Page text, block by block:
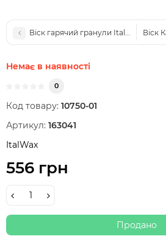
Віск гарячий гранули ItalWax Silver
Віск
Немає в наявності
0
Код товару: 10750-01
Артикул: 163041
ItalWax
556 грн
Продано